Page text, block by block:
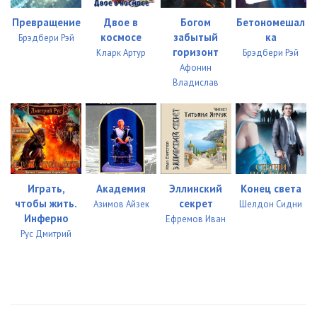
035 12:55
13:38
038 13:26
039 12:57
040 12:57
041 14:24
042
Превращение
Брэдбери Рэй
Двое в
космосе
Кларк Артур
Богом
забытый
горизонт
Афонин
Владислав
Бетономешал
ка
Брэдбери Рэй
Играть,
чтобы жить.
Инферно
Рус Дмитрий
Академия
Азимов Айзек
Эллинский
секрет
Ефремов Иван
Конец света
Шелдон Сидни